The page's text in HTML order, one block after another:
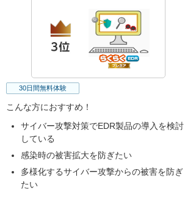
30日間無料体験
こんな方におすすめ！
サイバー攻撃対策でEDR製品の導入を検討
している
感染時の被害拡大を防ぎたい
多様化するサイバー攻撃からの被害を防ぎ
たい